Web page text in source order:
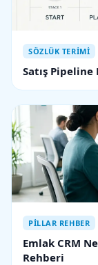
SÖZLÜK TERIMI
Satış Pipeline
PILLAR REHBER
Emlak CRM
Rehberi